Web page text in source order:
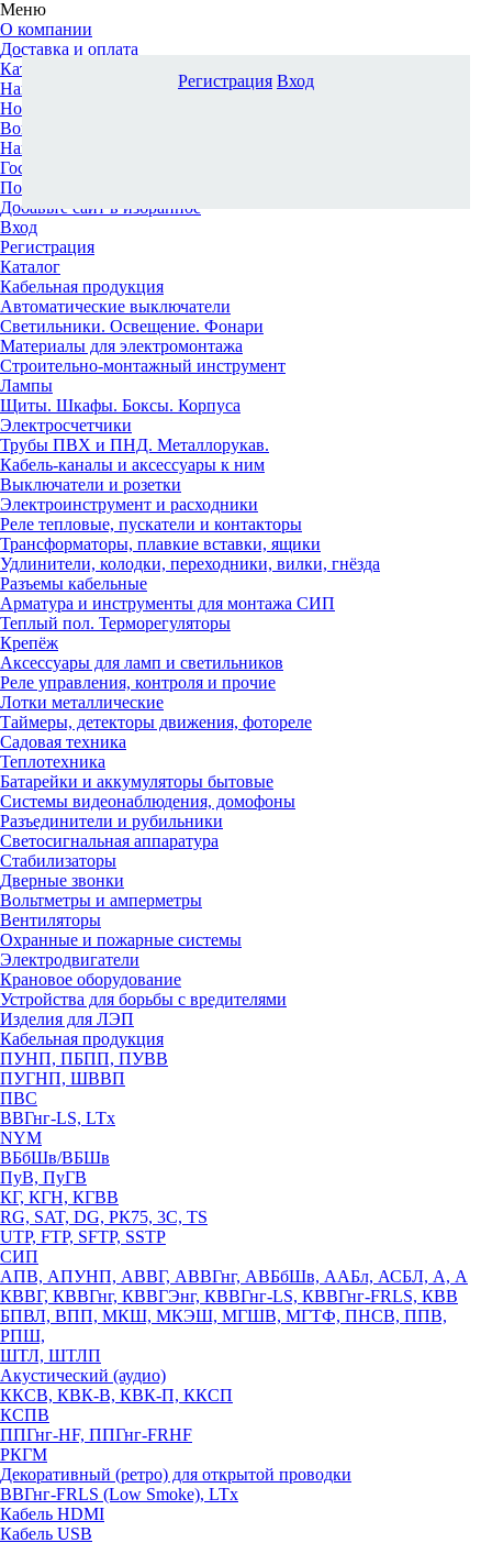
Меню
О компании
Доставка и оплата
Каталог
Наши офисы
Новости и новинки
Вопрос-ответ
Наша команда
Гос. заказчикам
Поставщикам
Добавьте сайт в избранное
Вход
Регистрация
Каталог
Кабельная продукция
Автоматические выключатели
Светильники. Освещение. Фонари
Материалы для электромонтажа
Строительно-монтажный инструмент
Лампы
Щиты. Шкафы. Боксы. Корпуса
Электросчетчики
Трубы ПВХ и ПНД. Металлорукав.
Кабель-каналы и аксессуары к ним
Выключатели и розетки
Электроинструмент и расходники
Реле тепловые, пускатели и контакторы
Трансформаторы, плавкие вставки, ящики
Удлинители, колодки, переходники, вилки, гнёзда
Разъемы кабельные
Арматура и инструменты для монтажа СИП
Теплый пол. Терморегуляторы
Крепёж
Аксессуары для ламп и светильников
Реле управления, контроля и прочие
Лотки металлические
Таймеры, детекторы движения, фотореле
Садовая техника
Теплотехника
Батарейки и аккумуляторы бытовые
Системы видеонаблюдения, домофоны
Разъединители и рубильники
Светосигнальная аппаратура
Стабилизаторы
Дверные звонки
Вольтметры и амперметры
Вентиляторы
Охранные и пожарные системы
Электродвигатели
Крановое оборудование
Устройства для борьбы с вредителями
Изделия для ЛЭП
Кабельная продукция
ПУНП, ПБПП, ПУВВ
ПУГНП, ШВВП
ПВС
ВВГнг-LS, LTx
NYM
ВБбШв/ВБШв
ПуВ, ПуГВ
КГ, КГН, КГВВ
RG, SAT, DG, РК75, 3С, TS
UTP, FTP, SFTP, SSTP
СИП
АПВ, АПУНП, АВВГ, АВВГнг, АВБбШв, ААБл, АСБЛ, А, А
КВВГ, КВВГнг, КВВГЭнг, КВВГнг-LS, КВВГнг-FRLS, КВВ
БПВЛ, ВПП, МКШ, МКЭШ, МГШВ, МГТФ, ПНСВ, ППВ,
РПШ,
ШТЛ, ШТЛП
Акустический (аудио)
ККСВ, КВК-В, КВК-П, ККСП
КСПВ
ППГнг-HF, ППГнг-FRHF
РКГМ
Декоративный (ретро) для открытой проводки
ВВГнг-FRLS (Low Smoke), LTx
Кабель HDMI
Кабель USB
Регистрация Вход